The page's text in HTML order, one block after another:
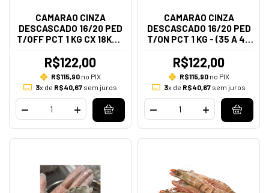
CAMARAO CINZA
DESCASCADO 16/20 PED
T/OFF PCT 1 KG CX 18KGS
R$122,00
R$115,90no PIX
3x de R$40,67sem juros
CAMARAO CINZA
DESCASCADO 16/20 PED
T/ON PCT 1 KG - (35 A 45
R$122,00
R$115,90no PIX
3x de R$40,67sem juros